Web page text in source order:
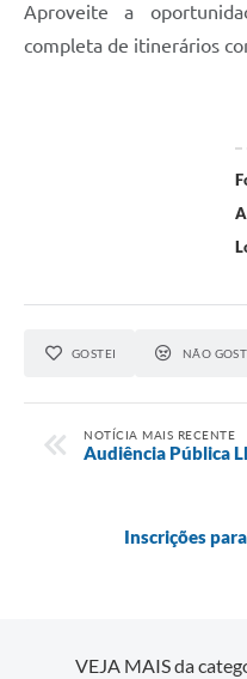
Aproveite a
completa de itinerários
GOSTEI NÃO
NOTÍCIA MAIS RECENTE
Audiência Pública
Inscrições
VEJA MAIS da